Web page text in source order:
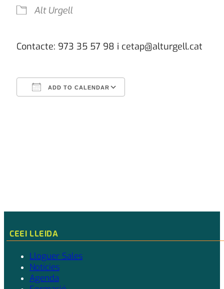
Alt Urgell
Contacte: 973 35 57 98 i cetap@alturgell.cat
ADD TO CALENDAR
CEEI LLEIDA
Lloguer Sales
Notícies
Agenda